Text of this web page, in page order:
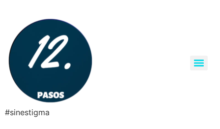
#sinestigma